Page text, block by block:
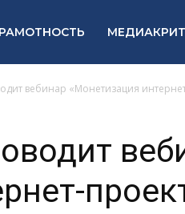
вебинар «Монетизация